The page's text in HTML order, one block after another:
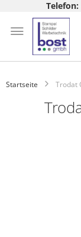
Telefon:
Startseite Trodat